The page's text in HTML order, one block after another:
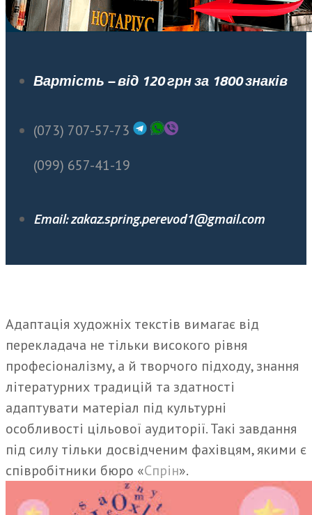
Вартість – від 120 грн за 1800 знаків
(073) 707-57-73
(099) 657-41-19
Email: zakaz.spring.perevod1@gmail.com
Адаптація художніх текстів вимагає від
перекладача не тільки високого рівня
професіоналізму, а й творчого підходу, знання
літературних традицій та здатності
адаптувати матеріал під культурні
особливості цільової аудиторії. Такі завдання
під силу тільки досвідченим фахівцям, якими є
співробітники бюро «Спрін».